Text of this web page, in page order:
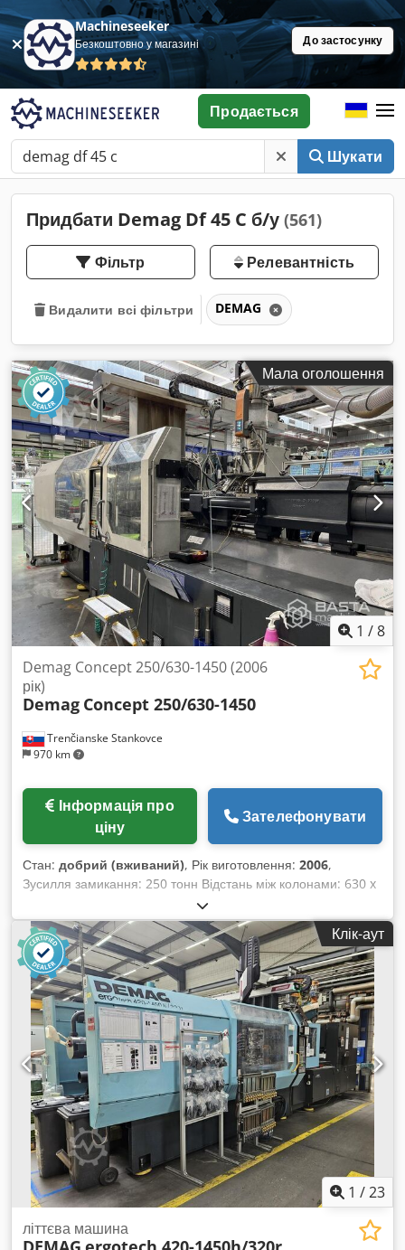
Machineseeker
Безкоштовно у магазині До застосунку
Шукати
Продається
Придбати Demag Df 45 C б/у (561)
Фільтр Релевантність
Видалити всі фільтри DEMAG
Мала оголошення
1 /8
Trenčianske Stankovce
970 km
Demag Concept 250/630-1450 (2006
рік)
Demag Concept 250/630-1450
ціну
Зателефонувати
Стан: добрий (вживаний), Рік виготовлення: 2006,
Зусилля замикання: 250 тонн Відстань між колонами: 630 x
630 мм Висота форми: 330 x 830 мм Хід відкривання: 675
мм Максимальний діаметр: 1505 мм Діаметр шнека: 50 мм
Обсяг упорску: 530 см³ Маса впорску: 482 г Dkedpfxergw
Exj Acwsr Тиск впорску: 2426 бар Ядра: 2, гарячі канали: 12
+ робот Demag ergotech W733-0174 Рік виробництва: 2006
Вантажопідйомність маніпулятора: 10 кг Кількість осей: 3
Максимальний робочий діапазон: 1000 мм X, 900 мм Y,
1400 мм Z, 2500 мм
Клік-аут
1 /23
літтєва машина